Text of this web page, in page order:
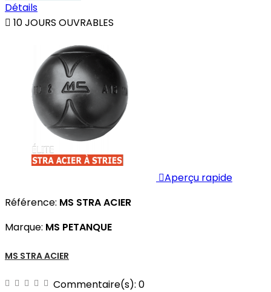
Détails
 10 JOURS OUVRABLES
Aperçu rapide
Référence: MS STRA ACIER
Marque: MS PETANQUE
MS STRA ACIER
Commentaire(s): 0